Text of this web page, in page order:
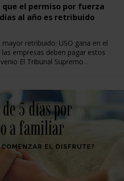
que el permiso por fuerza
al año es retribuido
retribuido: USO gana en el
empresas deben pagar estos
El Tribunal Supremo…